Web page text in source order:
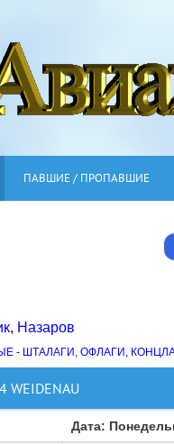
ПАВШИЕ / ПРОПАВШИЕ
, Назаров
- ШТАЛАГИ, ОФЛАГИ,
WEIDENAU
Дата: